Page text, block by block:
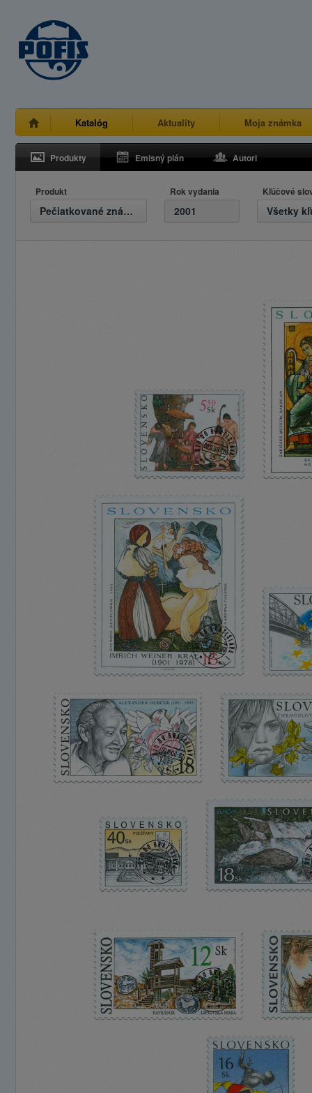
Katalóg Aktuality Moja známka
Produkty Emisný plán Autori
Produkt
Pečiatkované známky
Rok vydania
2001
Kľúčové